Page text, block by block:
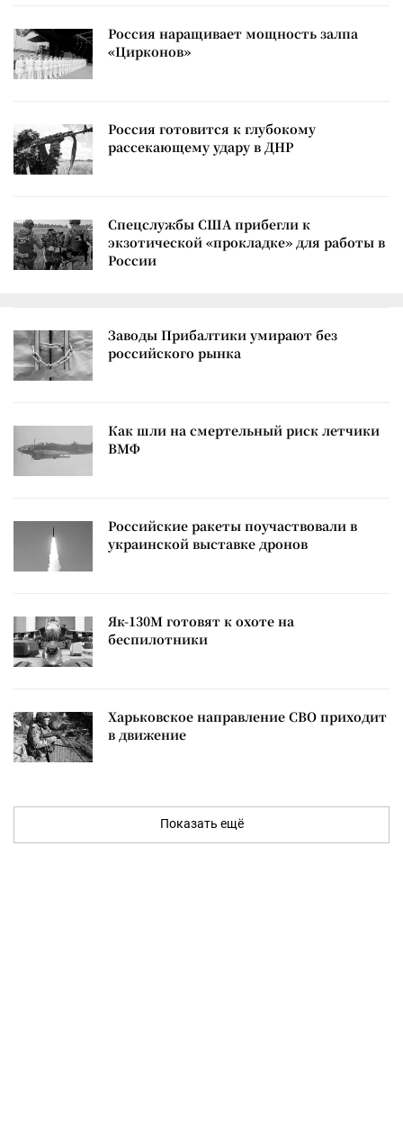
Россия наращивает мощность залпа
«Цирконов»
Россия готовится к глубокому
рассекающему удару в ДНР
Спецслужбы США прибегли к
экзотической «прокладке» для работы в
России
Заводы Прибалтики умирают без
российского рынка
Как шли на смертельный риск летчики
ВМФ
Российские ракеты поучаствовали в
украинской выставке дронов
Як-130М готовят к охоте на
беспилотники
Харьковское направление СВО приходит
в движение
Показать ещё